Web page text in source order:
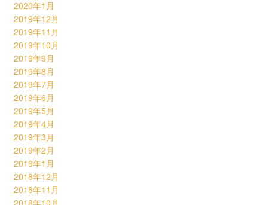
2020年1月
2019年12月
2019年11月
2019年10月
2019年9月
2019年8月
2019年7月
2019年6月
2019年5月
2019年4月
2019年3月
2019年2月
2019年1月
2018年12月
2018年11月
2018年10月